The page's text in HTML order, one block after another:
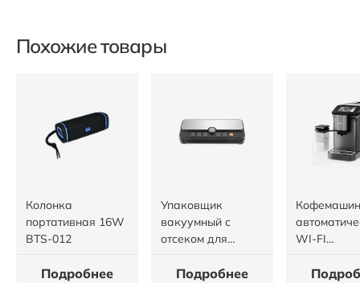
Похожие товары
Колонка
портативная 16W
BTS-012
Подробнее
Упаковщик
вакуумный с
отсеком для
Подробнее
WI-FI
FCM-006